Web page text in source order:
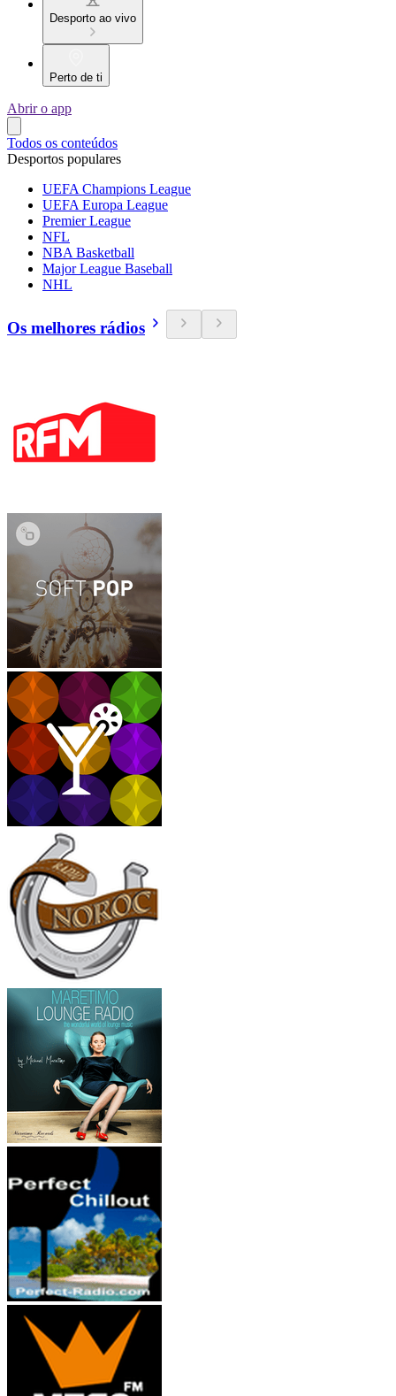
Desporto ao vivo
Perto de ti
Abrir o app
Todos os conteúdos
Desportos populares
UEFA Champions League
UEFA Europa League
Premier League
NFL
NBA Basketball
Major League Baseball
NHL
Os melhores rádios